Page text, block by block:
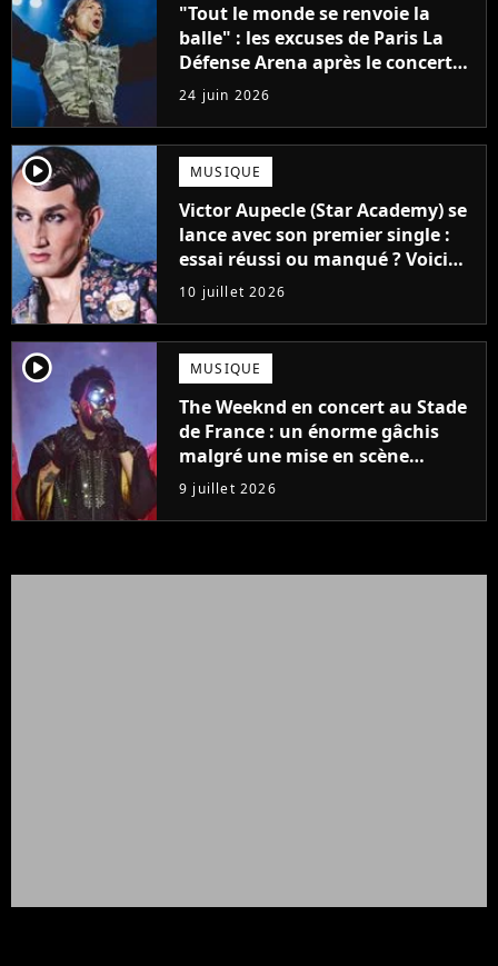
"Tout le monde se renvoie la
balle" : les excuses de Paris La
Défense Arena après le concert
interrompu d'Iron Maiden ne
passent pas
24 juin 2026
player2 MUSIQUE
Victor Aupecle (Star Academy) se
lance avec son premier single :
essai réussi ou manqué ? Voici
notre avis !
10 juillet 2026
player2 MUSIQUE
The Weeknd en concert au Stade
de France : un énorme gâchis
malgré une mise en scène
colossale
9 juillet 2026